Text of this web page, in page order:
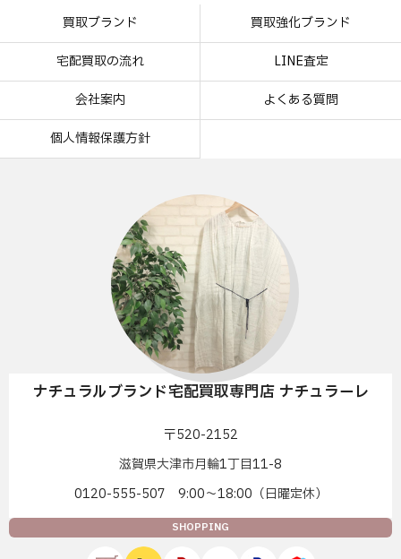
買取ブランド 買取強化ブランド
宅配買取の流れ LINE査定
会社案内 よくある質問
個人情報保護方針
ナチュラルブランド宅配買取専門店 ナチュラーレ
〒520-2152
滋賀県大津市月輪1丁目11-8
0120-555-507 9:00〜18:00（日曜定休）
SHOPPING